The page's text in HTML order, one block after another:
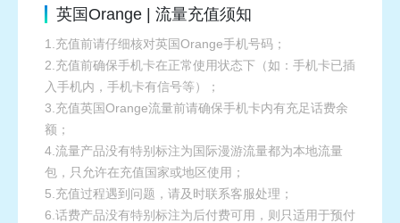
英国Orange | 流量充值须知
1.充值前请仔细核对英国Orange手机号码；
2.充值前确保手机卡在正常使用状态下（如：手机卡已插
入手机内，手机卡有信号等）；
3.充值英国Orange流量前请确保手机卡内有充足话费余
额；
4.流量产品没有特别标注为国际漫游流量都为本地流量
包，只允许在充值国家或地区使用；
5.充值过程遇到问题，请及时联系客服处理；
6.话费产品没有特别标注为后付费可用，则只适用于预付